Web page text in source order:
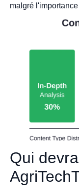
malgré
Qui